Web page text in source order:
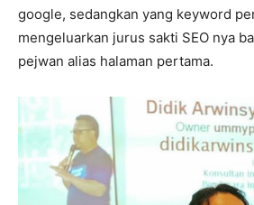
google, sedangkan yang keyword
mengeluarkan jurus sakti SEO nya
pejwan alias halaman pertama.